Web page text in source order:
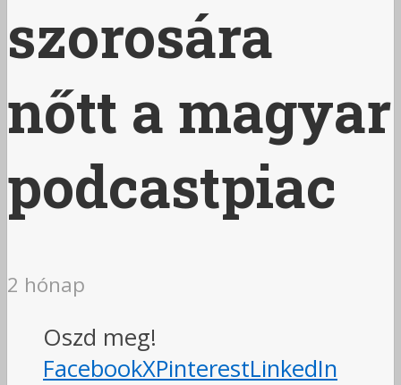
szorosára
nőtt a magyar
podcastpiac
2 hónap
Oszd meg!
FacebookXPinterestLinkedIn